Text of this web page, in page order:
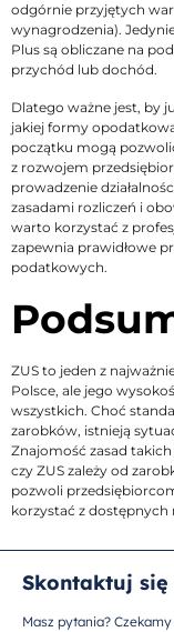
odgórnie przyjętych
wynagrodzenia).
Plus są obliczane na
przychód lub dochód.
Dlatego ważne jest, by
jakiej formy
początku mogą
z rozwojem
prowadzenie
zasadami rozliczeń i
warto korzystać z
zapewnia prawidłowe
podatkowych.
ZUS to jeden z
Polsce, ale jego
wszystkich. Choć
zarobków, istnieją
Znajomość zasad takich
czy ZUS zależy od
pozwoli
korzystać z
Skontaktuj się
Masz pytania?